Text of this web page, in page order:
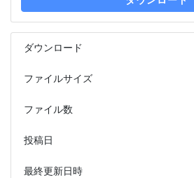
ダウンロード
ファイルサイズ
ファイル数
投稿日
最終更新日時